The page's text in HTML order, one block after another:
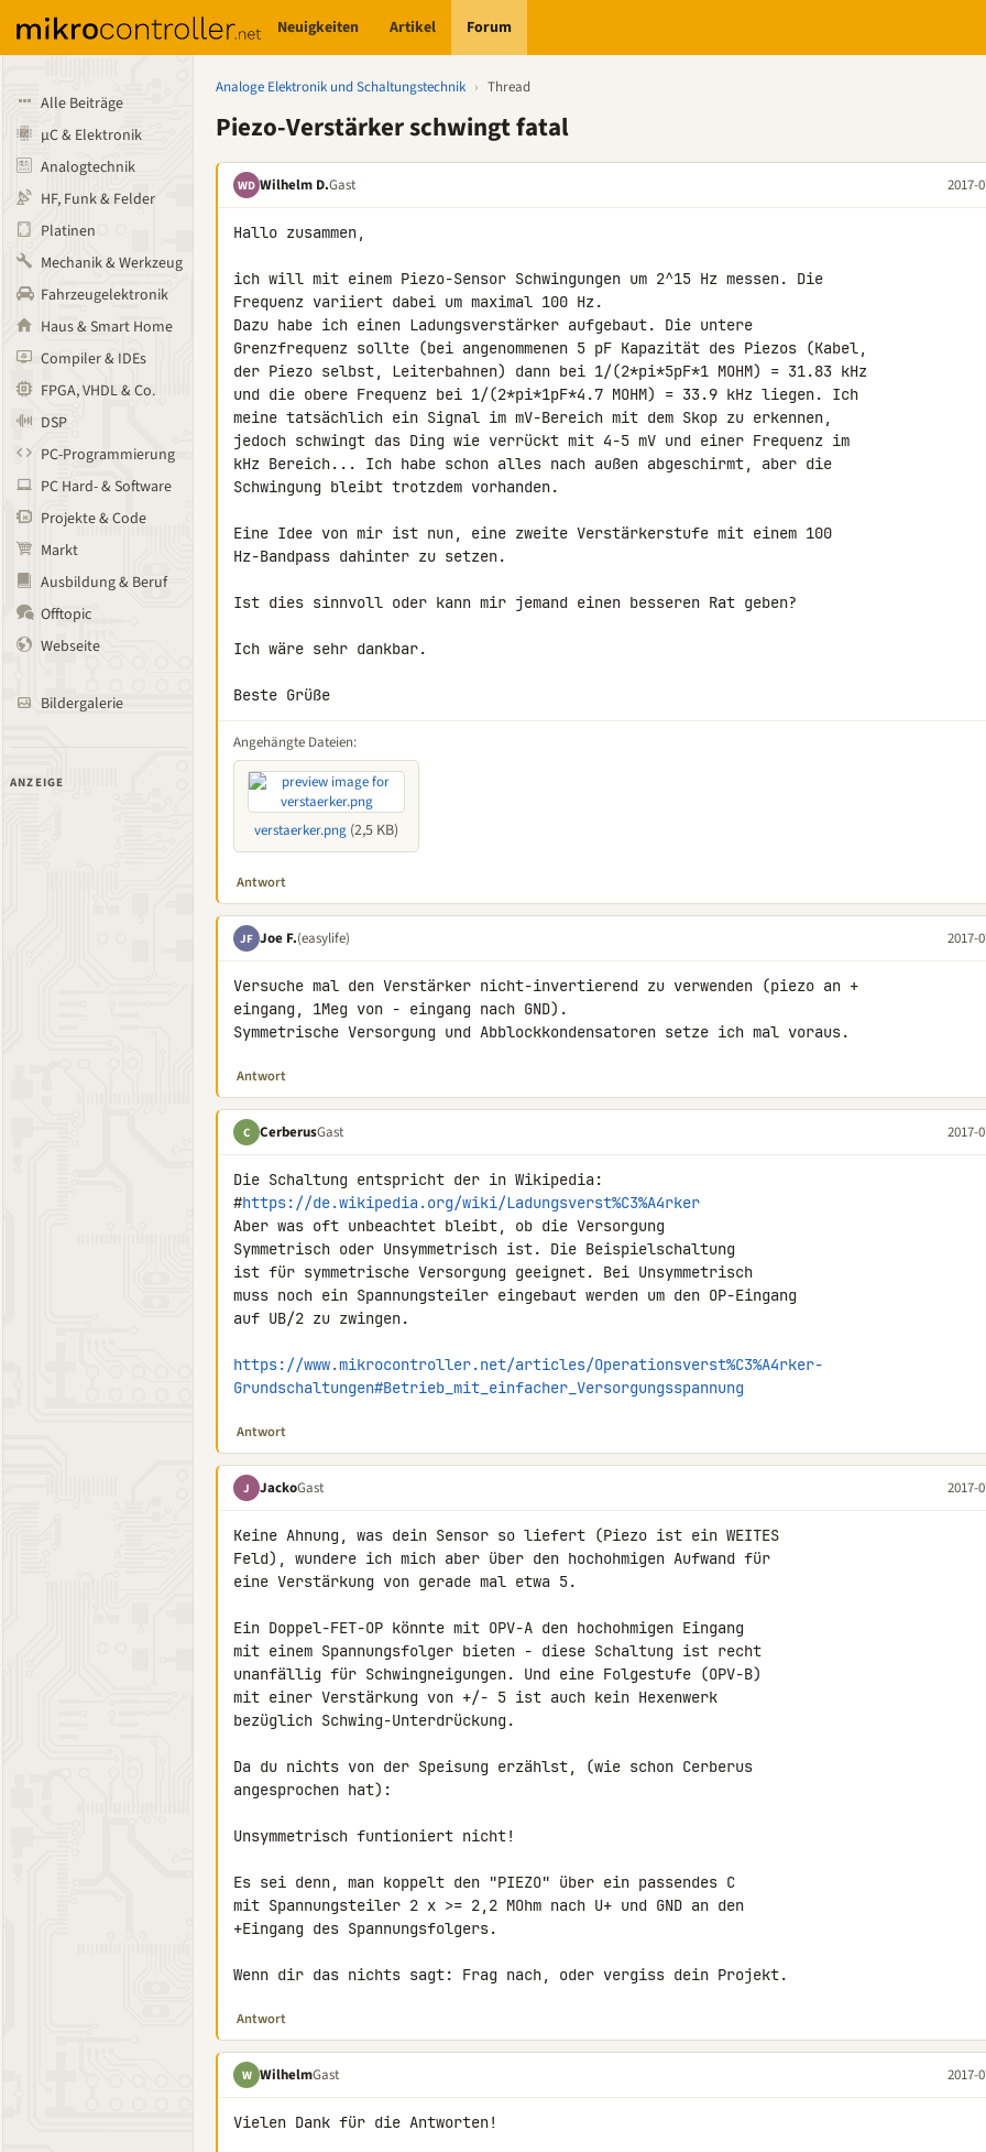
Neuigkeiten Artikel Forum
Alle Beiträge
µC & Elektronik
Analogtechnik
HF, Funk & Felder
Platinen
Mechanik & Werkzeug
Fahrzeugelektronik
Haus & Smart Home
Compiler & IDEs
FPGA, VHDL & Co.
DSP
PC-Programmierung
PC Hard- & Software
Projekte & Code
Markt
Ausbildung & Beruf
Offtopic
Webseite
Bildergalerie
ANZEIGE
Analoge Elektronik und Schaltungstechnik › Thread
Piezo-Verstärker schwingt fatal
WD Wilhelm D.Gast 2017-
Hallo zusammen,
ich will mit einem Piezo-Sensor Schwingungen um 2^15 Hz messen. Die
Frequenz variiert dabei um maximal 100 Hz.
Dazu habe ich einen Ladungsverstärker aufgebaut. Die untere
Grenzfrequenz sollte (bei angenommenen 5 pF Kapazität des Piezos (Kabel,
der Piezo selbst, Leiterbahnen) dann bei 1/(2*pi*5pF*1 MOHM) = 31.83 kHz
und die obere Frequenz bei 1/(2*pi*1pF*4.7 MOHM) = 33.9 kHz liegen. Ich
meine tatsächlich ein Signal im mV-Bereich mit dem Skop zu erkennen,
jedoch schwingt das Ding wie verrückt mit 4-5 mV und einer Frequenz im
kHz Bereich... Ich habe schon alles nach außen abgeschirmt, aber die
Schwingung bleibt trotzdem vorhanden.
Eine Idee von mir ist nun, eine zweite Verstärkerstufe mit einem 100
Hz-Bandpass dahinter zu setzen.
Ist dies sinnvoll oder kann mir jemand einen besseren Rat geben?
Ich wäre sehr dankbar.
Beste Grüße
Angehängte Dateien:
verstaerker.png (2,5 KB)
Antwort
JF Joe F.(easylife) 2017-
Versuche mal den Verstärker nicht-invertierend zu verwenden (piezo an +
eingang, 1Meg von - eingang nach GND).
Symmetrische Versorgung und Abblockkondensatoren setze ich mal voraus.
Antwort
C CerberusGast 2017-
Die Schaltung entspricht der in Wikipedia:
#https://de.wikipedia.org/wiki/Ladungsverst%C3%A4rker
Aber was oft unbeachtet bleibt, ob die Versorgung
Symmetrisch oder Unsymmetrisch ist. Die Beispielschaltung
ist für symmetrische Versorgung geeignet. Bei Unsymmetrisch
muss noch ein Spannungsteiler eingebaut werden um den OP-Eingang
auf UB/2 zu zwingen.
https://www.mikrocontroller.net/articles/Operationsverst%C3%A4rker-
Grundschaltungen#Betrieb_mit_einfacher_Versorgungsspannung
Antwort
J JackoGast 2017-
Keine Ahnung, was dein Sensor so liefert (Piezo ist ein WEITES
Feld), wundere ich mich aber über den hochohmigen Aufwand für
eine Verstärkung von gerade mal etwa 5.
Ein Doppel-FET-OP könnte mit OPV-A den hochohmigen Eingang
mit einem Spannungsfolger bieten - diese Schaltung ist recht
unanfällig für Schwingneigungen. Und eine Folgestufe (OPV-B)
mit einer Verstärkung von +/- 5 ist auch kein Hexenwerk
bezüglich Schwing-Unterdrückung.
Da du nichts von der Speisung erzählst, (wie schon Cerberus
angesprochen hat):
Unsymmetrisch funtioniert nicht!
Es sei denn, man koppelt den "PIEZO" über ein passendes C
mit Spannungsteiler 2 x >= 2,2 MOhm nach U+ und GND an den
+Eingang des Spannungsfolgers.
Wenn dir das nichts sagt: Frag nach, oder vergiss dein Projekt.
Antwort
W WilhelmGast 2017-
Vielen Dank für die Antworten!